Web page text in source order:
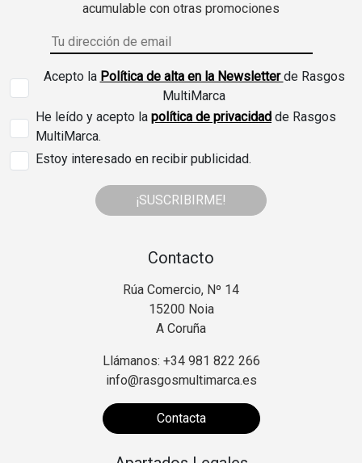
acumulable con otras promociones
Acepto la Política de alta en la Newsletterde Rasgos
MultiMarca
He leído y acepto la política de privacidad de Rasgos
MultiMarca.
Estoy interesado en recibir publicidad.
¡SUSCRIBIRME!
Contacto
Rúa Comercio, Nº 14
15200 Noia
A Coruña
Llámanos: +34 981 822 266
info@rasgosmultimarca.es
Contacta